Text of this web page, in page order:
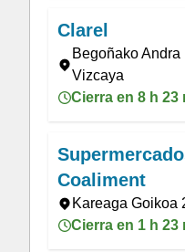
Clarel
Begoñako
Vizcaya
Cierra en 8 h 23
Coaliment
Kareaga Goikoa
Cierra en 1 h 23